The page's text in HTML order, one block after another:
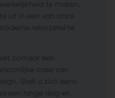
te maken.
uit in een van onze
relaxzetel te
zomaar een
oase van
Stelt u zich eens
een lange dag en